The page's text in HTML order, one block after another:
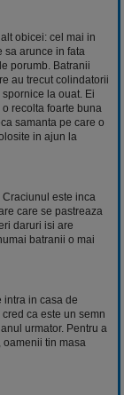
obicei: cel mai in
sa arunce in fata
porumb. Batranii
au trecut colindatorii
la ouat. Ei
recolta foarte buna
samanta pe care o
in ajun la
este inca
care se pastreaza
daruri isi are
batranii o mai
intra in casa de
ca este un semn
urmator. Pentru a
tin masa